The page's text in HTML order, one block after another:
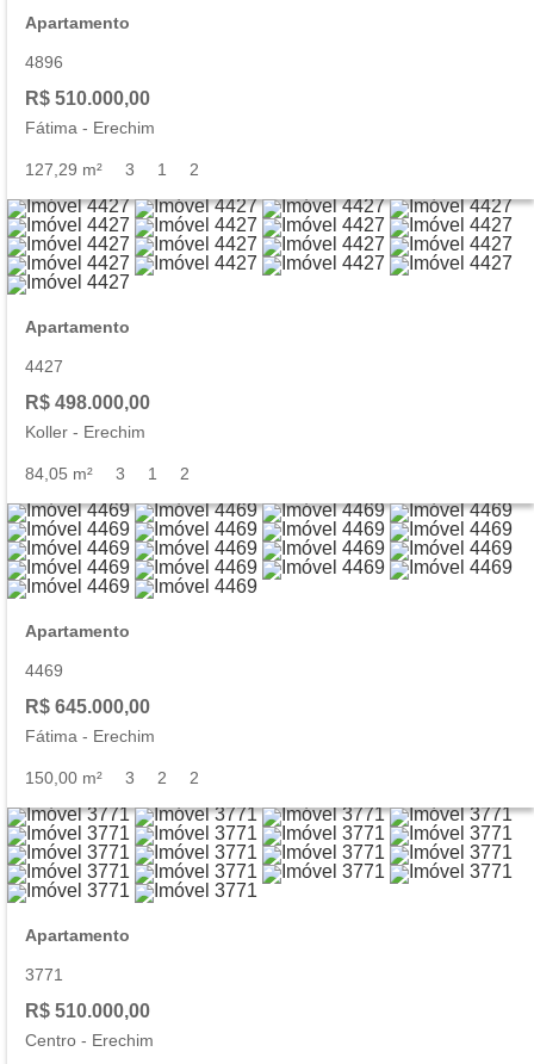
Apartamento
4896
R$ 510.000,00
Fátima - Erechim
127,29 m² 3 1 2
Apartamento
4427
R$ 498.000,00
Koller - Erechim
84,05 m² 3 1 2
Apartamento
4469
R$ 645.000,00
Fátima - Erechim
150,00 m² 3 2 2
Apartamento
3771
R$ 510.000,00
Centro - Erechim